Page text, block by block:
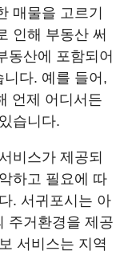
매물을 고르기
인해 부동산 써
동산에 포함되어
다. 예를 들어,
언제 어디서든
습니다.
비스가 제공되
하고 필요에 따
. 서귀포시는 아
주거환경을 제공
서비스는 지역